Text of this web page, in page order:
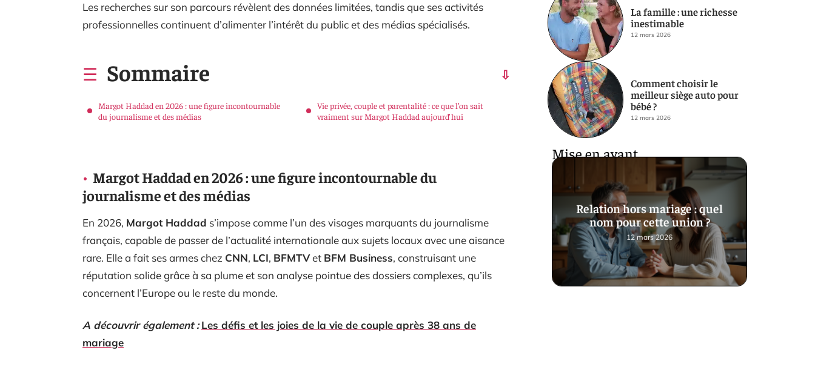
Les recherches sur son parcours révèlent des données limitées, tandis que ses activités
professionnelles continuent d’alimenter l’intérêt du public et des médias spécialisés.
Sommaire
Margot Haddad en 2026 : une figure incontournable
du journalisme et des médias
Vie privée, couple et parentalité : ce que l’on sait
vraiment sur Margot Haddad aujourd’hui
Margot Haddad en 2026 : une figure incontournable du
journalisme et des médias
En 2026, Margot Haddad s’impose comme l’un des visages marquants du journalisme
français, capable de passer de l’actualité internationale aux sujets locaux avec une aisance
rare. Elle a fait ses armes chez CNN, LCI, BFMTVet BFM Business, construisant une
réputation solide grâce à sa plume et son analyse pointue des dossiers complexes, qu’ils
concernent l’Europe ou le reste du monde.
A découvrir également : Les défis et les joies de la vie de couple après 38 ans de
mariage
La famille : une richesse
inestimable
12 mars 2026
Comment choisir le
meilleur siège auto pour
bébé ?
12 mars 2026
Mise en avant
Relation hors mariage : quel
nom pour cette union ?
12 mars 2026